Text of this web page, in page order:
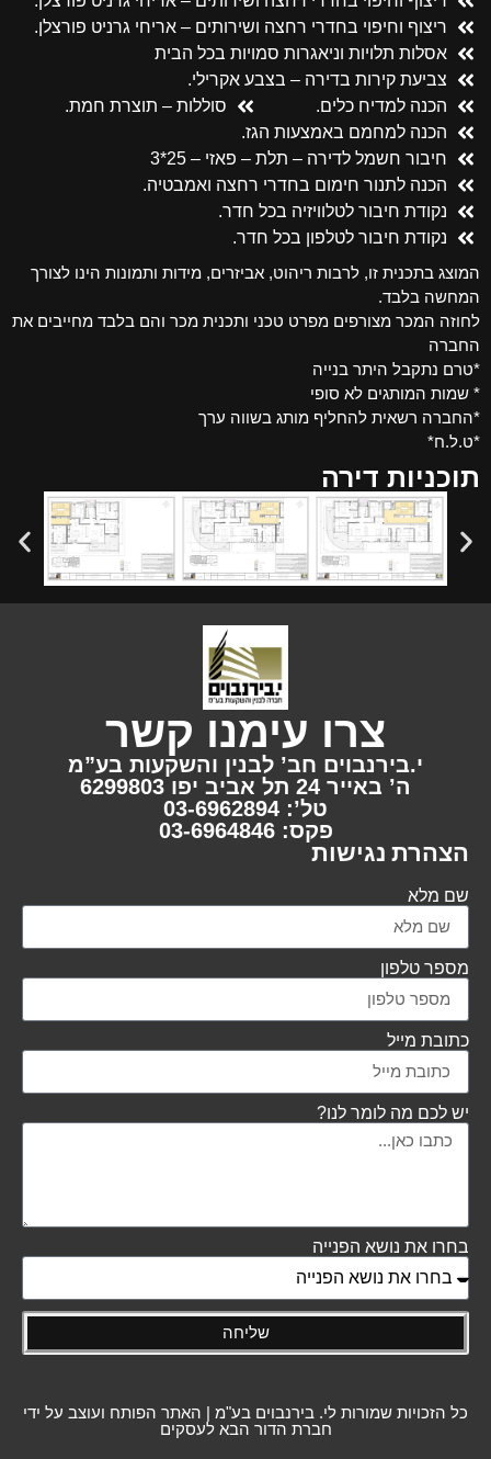
ריצוף וחיפוי בחדרי רחצה ושירותים – אריחי גרניט פורצלן.
אסלות תלויות וניאגרות סמויות בכל הבית
צביעת קירות בדירה – בצבע אקרילי.
הכנה למדיח כלים.
סוללות – תוצרת חמת.
הכנה למחמם באמצעות הגז.
חיבור חשמל לדירה – תלת – פאזי – 25*3
הכנה לתנור חימום בחדרי רחצה ואמבטיה.
נקודת חיבור לטלוויזיה בכל חדר.
נקודת חיבור לטלפון בכל חדר.
המוצג בתכנית זו, לרבות ריהוט, אביזרים, מידות ותמונות הינו לצורך
המחשה בלבד.
לחוזה המכר מצורפים מפרט טכני ותכנית מכר והם בלבד מחייבים את
החברה
*טרם נתקבל היתר בנייה
* שמות המותגים לא סופי
*החברה רשאית להחליף מותג בשווה ערך
*ט.ל.ח*
תוכניות דירה
צרו עימנו קשר
י.בירנבוים חב’ לבנין והשקעות בע”מ
ה’ באייר 24 תל אביב יפו 6299803
טל’: 03-6962894
פקס: 03-6964846
הצהרת נגישות
שם מלא
מספר טלפון
כתובת מייל
יש לכם מה לומר לנו?
בחרו את נושא הפנייה
שליחה
כל הזכויות שמורות לי. בירנבוים בע"מ | האתר הפותח ועוצב על ידי
חברת הדור הבא לעסקים